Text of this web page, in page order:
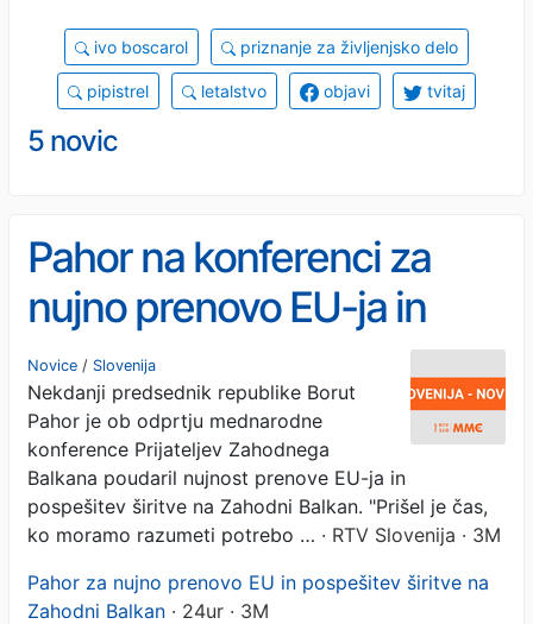
ivo boscarol priznanje za življenjsko delo
pipistrel letalstvo objavi tvitaj
5 novic
Pahor na konferenci za
nujno prenovo EU-ja in
pospešitev širitve na
Zahodni Balkan
Novice / Slovenija
Nekdanji predsednik republike Borut
Pahor je ob odprtju mednarodne
konference Prijateljev Zahodnega
Balkana poudaril nujnost prenove EU-ja in
pospešitev širitve na Zahodni Balkan. "Prišel je čas,
ko moramo razumeti potrebo … · RTV Slovenija · 3M
Pahor za nujno prenovo EU in pospešitev širitve na
Zahodni Balkan · 24ur · 3M